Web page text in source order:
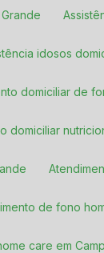
idosos
domiciliar de
domiciliar
de fono
care em